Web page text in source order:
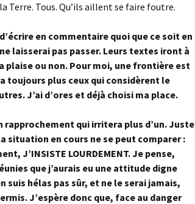
Terre. Tous. Qu’ils aillent se faire foutre.
en commentaire quoi que ce soit en
laisserai pas passer. Leurs textes iront à
plaise ou non. Pour moi, une frontière est
toujours plus ceux qui considèrent le
J’ai d’ores et déjà choisi ma place.
rapprochement qui irritera plus d’un. Juste
situation en cours ne se peut comparer :
J’INSISTE LOURDEMENT. Je pense,
que j’aurais eu une attitude digne
suis hélas pas sûr, et ne le serai jamais,
J’espère donc que, face au danger